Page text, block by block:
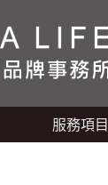
服務項目